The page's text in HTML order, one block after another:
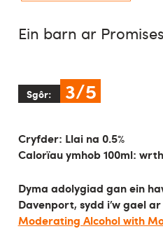
Ein barn ar
Sgôr: 3/5
Cryfder: Llai na 0.5%
Calorïau ymhob 100ml:
Dyma adolygiad gan ein
Davenport, sydd i’w gael
Moderating Alcohol with